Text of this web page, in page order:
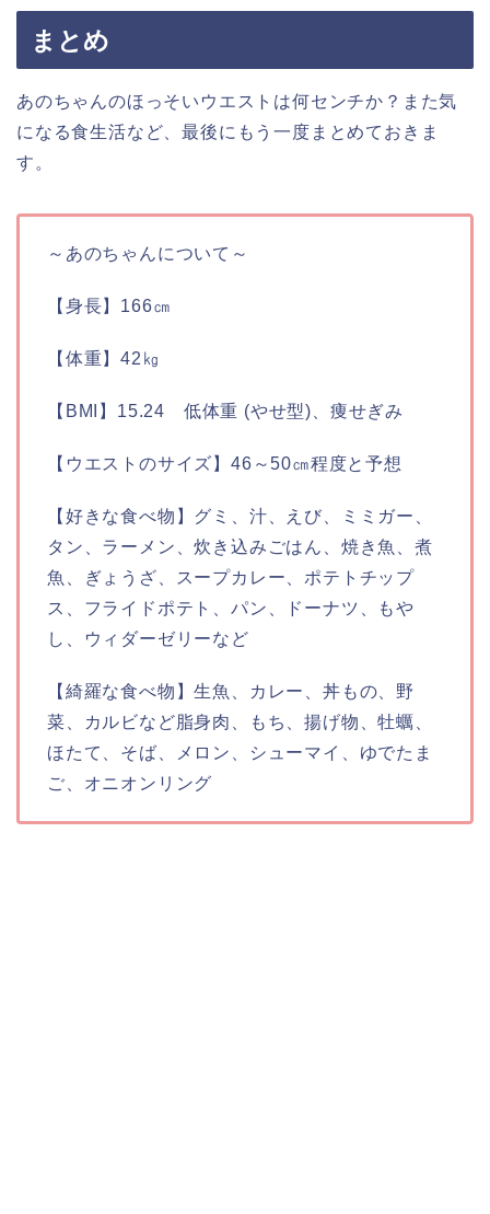
まとめ
あのちゃんのほっそいウエストは何センチか？また気
になる食生活など、最後にもう一度まとめておきま
す。
～あのちゃんについて～
【身長】166㎝
【体重】42㎏
【BMI】15.24 低体重 (やせ型)、痩せぎみ
【ウエストのサイズ】46～50㎝程度と予想
【好きな食べ物】グミ、汁、えび、ミミガー、
タン、ラーメン、炊き込みごはん、焼き魚、煮
魚、ぎょうざ、スープカレー、ポテトチップ
ス、フライドポテト、パン、ドーナツ、もや
し、ウィダーゼリーなど
【綺羅な食べ物】生魚、カレー、丼もの、野
菜、カルビなど脂身肉、もち、揚げ物、牡蠣、
ほたて、そば、メロン、シューマイ、ゆでたま
ご、オニオンリング